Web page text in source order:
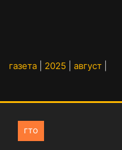
газета 2025 август
гто